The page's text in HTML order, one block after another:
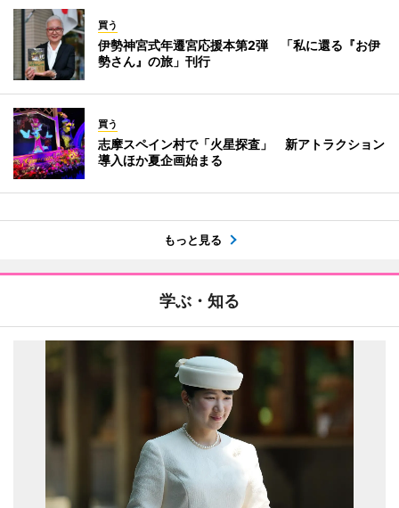
買う
伊勢神宮式年遷宮応援本第2弾 「私に還る『お伊
勢さん』の旅」刊行
買う
志摩スペイン村で「火星探査」 新アトラクション
導入ほか夏企画始まる
もっと見る
学ぶ・知る